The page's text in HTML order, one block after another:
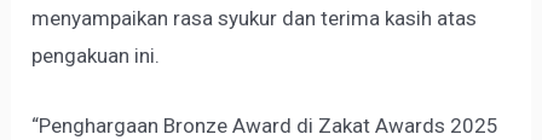
menyampaikan rasa syukur dan terima kasih atas
pengakuan ini.
“Penghargaan Bronze Award di Zakat Awards 2025